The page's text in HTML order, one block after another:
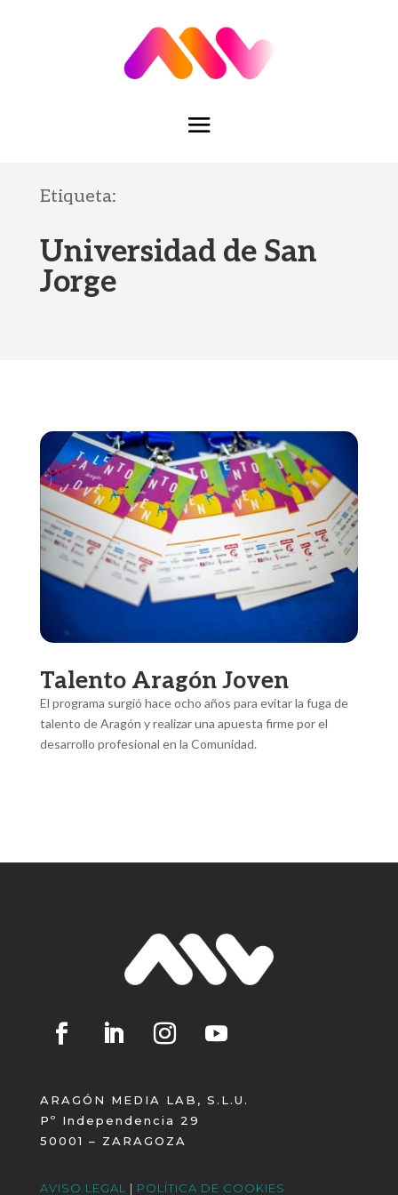
Etiqueta:
Universidad de San
Jorge
Talento Aragón Joven
El programa surgió hace ocho años para evitar la fuga de
talento de Aragón y realizar una apuesta firme por el
desarrollo profesional en la Comunidad.
ARAGÓN MEDIA LAB, S.L.U.
Pº Independencia 29
50001 – ZARAGOZA
AVISO LEGAL | POLÍTICA DE COOKIES